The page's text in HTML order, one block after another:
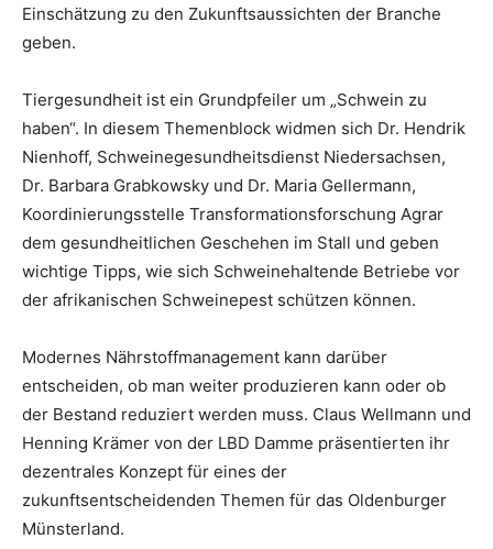
Einschätzung zu den Zukunftsaussichten der Branche
geben.
Tiergesundheit ist ein Grundpfeiler um „Schwein zu
haben“. In diesem Themenblock widmen sich Dr. Hendrik
Nienhoff, Schweinegesundheitsdienst Niedersachsen,
Dr. Barbara Grabkowsky und Dr. Maria Gellermann,
Koordinierungsstelle Transformationsforschung Agrar
dem gesundheitlichen Geschehen im Stall und geben
wichtige Tipps, wie sich Schweinehaltende Betriebe vor
der afrikanischen Schweinepest schützen können.
Modernes Nährstoffmanagement kann darüber
entscheiden, ob man weiter produzieren kann oder ob
der Bestand reduziert werden muss. Claus Wellmann und
Henning Krämer von der LBD Damme präsentierten ihr
dezentrales Konzept für eines der
zukunftsentscheidenden Themen für das Oldenburger
Münsterland.